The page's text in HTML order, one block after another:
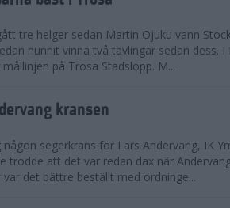
tre helger sedan Martin Ojuku vann
hunnit vinna två tävlingar sedan dess. I
på Trosa Stadslopp. M...
kransen
någon segerkrans för Lars Andervang, IK
trodde att det var redan dax när
var det bättre beställt med ordninge...